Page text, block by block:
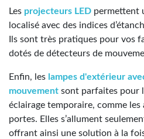
Les projecteurs LED permettent
localisé avec des indices
Ils sont très pratiques pour vos
dotés de détecteurs de
Enfin, les lampes d'extérieur
mouvement sont parfaites pour
éclairage temporaire, comme les
portes. Elles s’allument
offrant ainsi une solution à la